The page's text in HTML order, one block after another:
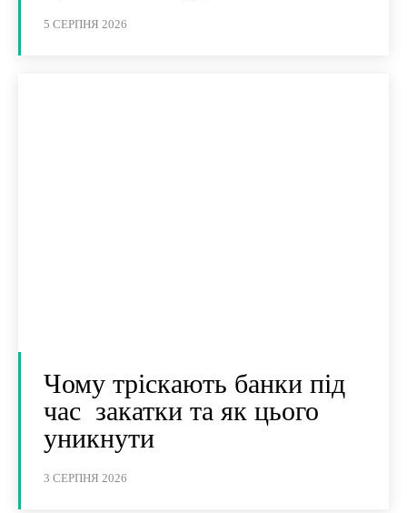
5 СЕРПНЯ 2026
Чому тріскають банки під
час закатки та як цього
уникнути
3 СЕРПНЯ 2026